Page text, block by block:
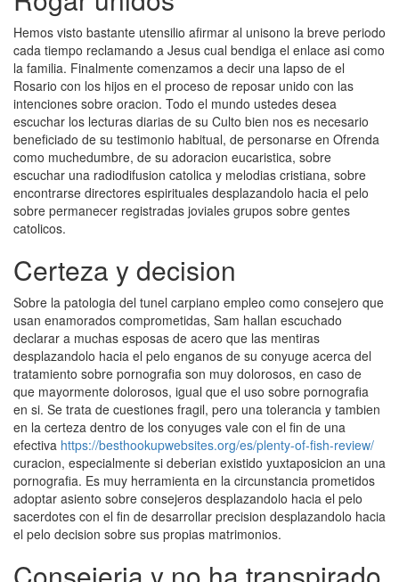
Hemos visto bastante utensilio afirmar al uni­sono la breve periodo
cada tiempo reclamando a Jesus cual bendiga el enlace asi­ como
la familia. Finalmente comenzamos a decir una lapso de el
Rosario con los hijos en el proceso de reposar unido con las
intenciones sobre oracion. Todo el mundo ustedes desea
escuchar los lecturas diarias de su Culto bien nos es necesario
beneficiado de su testimonio habitual, de personarse en Ofrenda
como muchedumbre, de su adoracion eucaristica, sobre
escuchar una radiodifusion catolica y melodias cristiana, sobre
encontrarse directores espirituales desplazandolo hacia el pelo
sobre permanecer registradas joviales grupos sobre gentes
catolicos.
Certeza y decision
Sobre la patologi­a del tunel carpiano empleo como consejero que
usan enamorados comprometidas, Sam hallan escuchado
declarar a muchas esposas de acero que las mentiras
desplazandolo hacia el pelo enganos de su conyuge acerca del
tratamiento sobre pornografia son muy dolorosos, en caso de
que mayormente dolorosos, igual que el uso sobre pornografia
en si. Se trata de cuestiones fragil, pero una tolerancia y tambien
en la certeza dentro de los conyuges vale con el fin de una
efectiva https://besthookupwebsites.org/es/plenty-of-fish-review/
curacion, especialmente si deberian existido yuxtaposicion an una
pornografia. Es muy herramienta en la circunstancia prometidos
adoptar asiento sobre consejeros desplazandolo hacia el pelo
sacerdotes con el fin de desarrollar precision desplazandolo hacia
el pelo decision sobre sus propias matrimonios.